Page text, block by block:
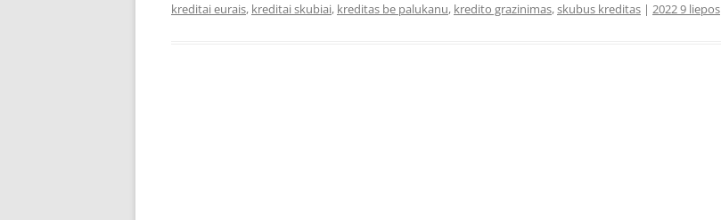
kreditai eurais, kreditai skubiai, kreditas be palukanu, kredito grazinimas,skubus kreditas | 2022 9 liepos